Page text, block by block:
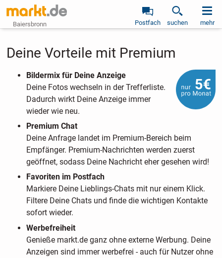
Baiersbronn Postfach suchen mehr
Deine Vorteile mit Premium
Bildermix für Deine Anzeige
Deine Fotos wechseln in der Trefferliste.
Dadurch wirkt Deine Anzeige immer
wieder wie neu.
Premium Chat
Deine Anfrage landet im Premium-Bereich beim
Empfänger. Premium-Nachrichten werden zuerst
geöffnet, sodass Deine Nachricht eher gesehen wird!
Favoriten im Postfach
Markiere Deine Lieblings-Chats mit nur einem Klick.
Filtere Deine Chats und finde die wichtigen Kontakte
sofort wieder.
Werbefreiheit
Genieße markt.de ganz ohne externe Werbung. Deine
Anzeigen sind immer werbefrei - auch für Nutzer ohne